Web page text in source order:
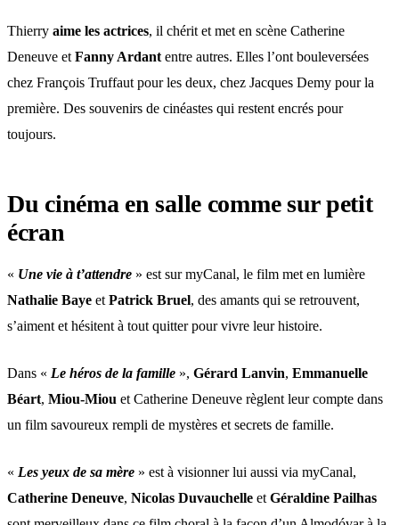
Thierry aime les actrices, il chérit et met en scène Catherine
Deneuve et Fanny Ardant entre autres. Elles l’ont bouleversées
chez François Truffaut pour les deux, chez Jacques Demy pour la
première. Des souvenirs de cinéastes qui restent encrés pour
toujours.
Du cinéma en salle comme sur petit
écran
« Une vie à t’attendre » est sur myCanal, le film met en lumière
Nathalie Baye et Patrick Bruel, des amants qui se retrouvent,
s’aiment et hésitent à tout quitter pour vivre leur histoire.
Dans « Le héros de la famille », Gérard Lanvin, Emmanuelle
Béart, Miou-Miou et Catherine Deneuve règlent leur compte dans
un film savoureux rempli de mystères et secrets de famille.
« Les yeux de sa mère » est à visionner lui aussi via myCanal,
Catherine Deneuve, Nicolas Duvauchelle et Géraldine Pailhas